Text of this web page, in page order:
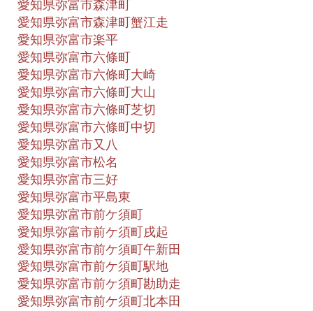
愛知県弥富市森津町
愛知県弥富市森津町蟹江走
愛知県弥富市楽平
愛知県弥富市六條町
愛知県弥富市六條町大崎
愛知県弥富市六條町大山
愛知県弥富市六條町芝切
愛知県弥富市六條町中切
愛知県弥富市又八
愛知県弥富市松名
愛知県弥富市三好
愛知県弥富市平島東
愛知県弥富市前ケ須町
愛知県弥富市前ケ須町戌起
愛知県弥富市前ケ須町午新田
愛知県弥富市前ケ須町駅地
愛知県弥富市前ケ須町勘助走
愛知県弥富市前ケ須町北本田